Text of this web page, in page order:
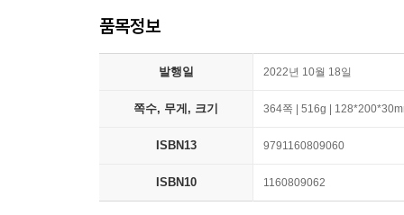
품목정보
발행일 2022년 10월 18일
쪽수, 무게, 크기 364쪽 | 516g |
ISBN13 9791160809060
ISBN10 1160809062